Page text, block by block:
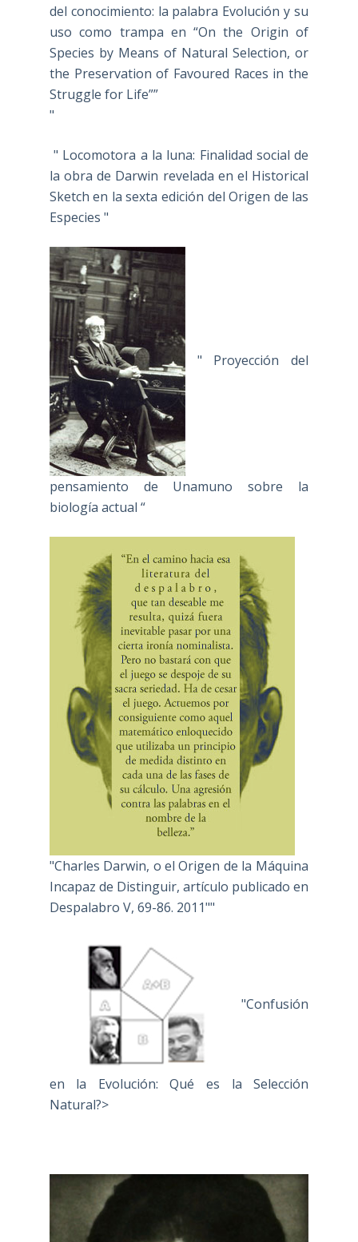
del conocimiento: la palabra Evolución y su
uso como trampa en “On the Origin of
Species by Means of Natural Selection, or
the Preservation of Favoured Races in the
Struggle for Life””
"
" Locomotora a la luna: Finalidad social de
la obra de Darwin revelada en el Historical
Sketch en la sexta edición del Origen de las
Especies "
" Proyección del
pensamiento de Unamuno sobre la
biología actual “
"Charles Darwin, o el Origen de la Máquina
Incapaz de Distinguir, artículo publicado en
Despalabro V, 69-86. 2011""
"Confusión
en la Evolución: Qué es la Selección
Natural?>